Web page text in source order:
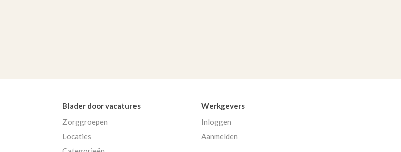
Blader door vacatures
Zorggroepen
Locaties
Werkgevers
Inloggen
Aanmelden